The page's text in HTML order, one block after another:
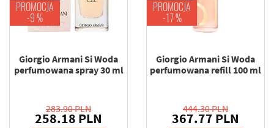
PROMOCJA
-9 %
Giorgio Armani Si Woda
perfumowana spray 30 ml
283.90 PLN
258.18 PLN
PROMOCJA
-17 %
Giorgio Armani Si Woda
perfumowana refill 100 ml
444.30 PLN
367.77 PLN